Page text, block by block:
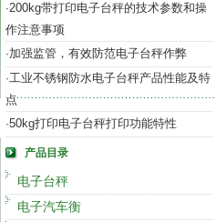
·200kg带打印电子台秤的技术参数和操
作注意事项
·加强监管，有效防范电子台秤作弊
·工业不锈钢防水电子台秤产品性能及特
点
·50kg打印电子台秤打印功能特性
产品目录
电子台秤
电子汽车衡